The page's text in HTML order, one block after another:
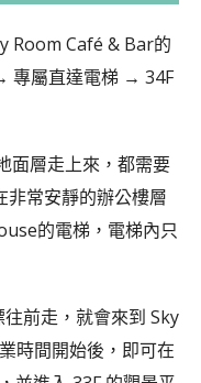
Room Café & Bar的
專屬直達電梯 → 34F
面層走上來，都需要
非常安靜的辦公樓層
的電梯，電梯內只
前走，就會來到 Sky
時間開始後，即可在